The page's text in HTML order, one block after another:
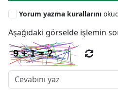
Yorum yazma kurallarını
Aşağıdaki görselde işlemin